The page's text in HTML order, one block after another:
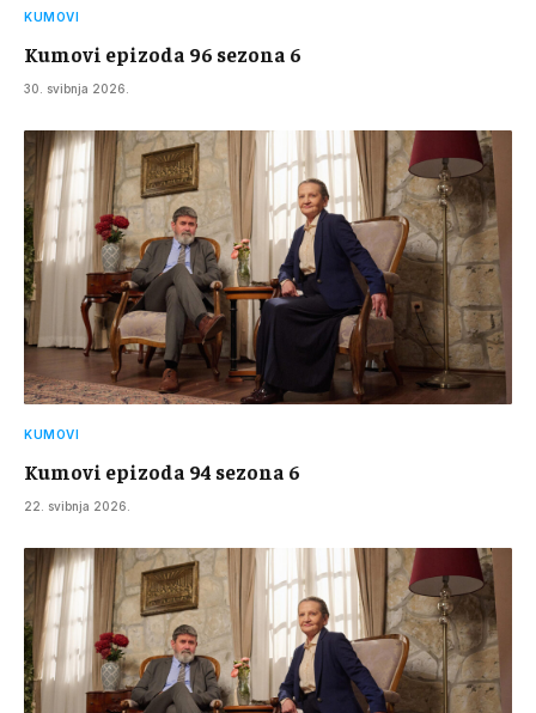
KUMOVI
Kumovi epizoda 96 sezona 6
30. svibnja 2026.
KUMOVI
Kumovi epizoda 94 sezona 6
22. svibnja 2026.